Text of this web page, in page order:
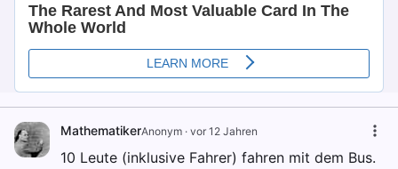
MathematikerAnonym · vor 12 Jahren
10 Leute (inklusive Fahrer) fahren mit dem Bus.